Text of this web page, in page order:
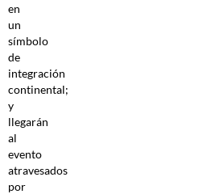
en
un
símbolo
de
integración
continental;
y
llegarán
al
evento
atravesados
por